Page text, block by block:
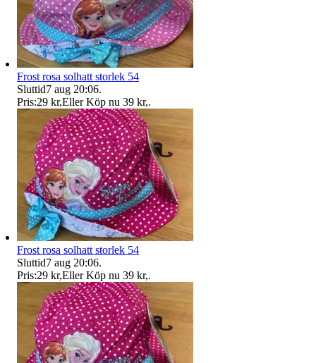
Frost rosa solhatt storlek 54
Sluttid7 aug 20:06.
Pris:29 kr,Eller Köp nu 39 kr,.
Frost rosa solhatt storlek 54
Sluttid7 aug 20:06.
Pris:29 kr,Eller Köp nu 39 kr,.